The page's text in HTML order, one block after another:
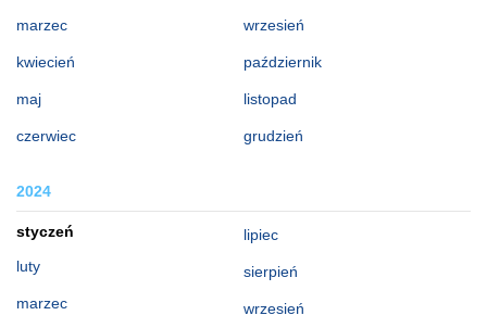
marzec
kwiecień
maj
czerwiec
wrzesień
październik
listopad
grudzień
2024
styczeń
luty
marzec
lipiec
sierpień
wrzesień